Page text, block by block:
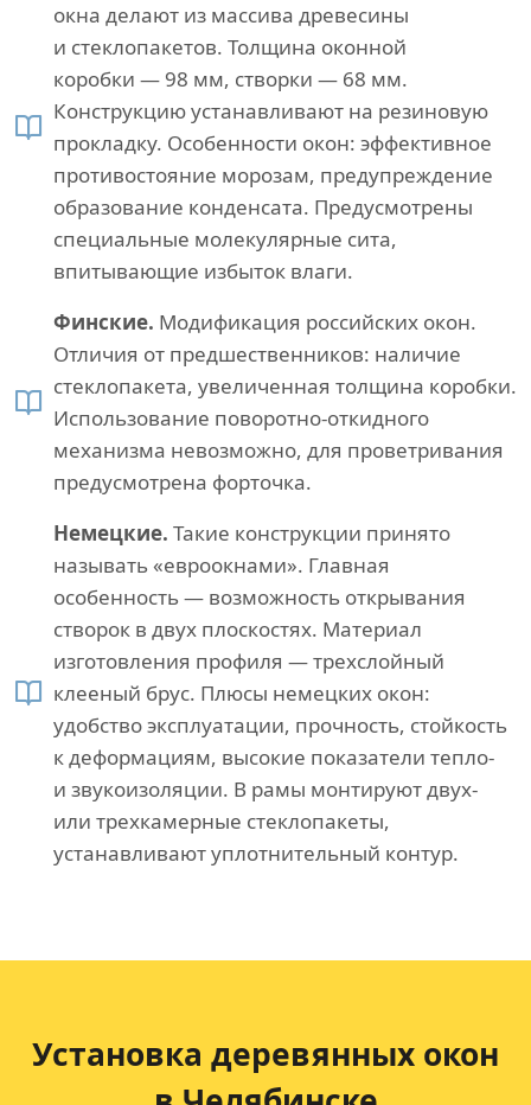
окна делают из массива древесины
и стеклопакетов. Толщина оконной
коробки — 98 мм, створки — 68 мм.
Конструкцию устанавливают на резиновую
прокладку. Особенности окон: эффективное
противостояние морозам, предупреждение
образование конденсата. Предусмотрены
специальные молекулярные сита,
впитывающие избыток влаги.
Финские. Модификация российских окон.
Отличия от предшественников: наличие
стеклопакета, увеличенная толщина коробки.
Использование поворотно-откидного
механизма невозможно, для проветривания
предусмотрена форточка.
Немецкие. Такие конструкции принято
называть «евроокнами». Главная
особенность — возможность открывания
створок в двух плоскостях. Материал
изготовления профиля — трехслойный
клееный брус. Плюсы немецких окон:
удобство эксплуатации, прочность, стойкость
к деформациям, высокие показатели тепло-
и звукоизоляции. В рамы монтируют двух-
или трехкамерные стеклопакеты,
устанавливают уплотнительный контур.
Установка деревянных окон